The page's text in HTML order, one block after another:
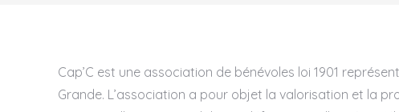
Cap’C est une association de bénévoles loi 1901
Grande. L’association a pour objet la valorisation et la